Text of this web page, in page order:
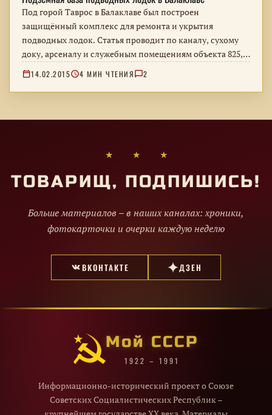
Под горой Таврос в Балаклаве был построен
защищённый комплекс для ремонта и укрытия
подводных лодок. Статья проводит по каналу, сухому
доку, арсеналу и служебным помещениям объекта 825,
позднее превращённого в музей.
14.02.2015 4 МИН ЧТЕНИЯ 2
★ ★ ★
ТОВАРИЩ, ПОДПИШИСЬ!
Больше материалов – в наших каналах: хроники,
фотокарточки и очерки каждую неделю
ВКОНТАКТЕ ДЗЕН
Мой СССР
1922 – 1991
Информационно-исторический проект о Союзе
Советских Социалистических Республик –